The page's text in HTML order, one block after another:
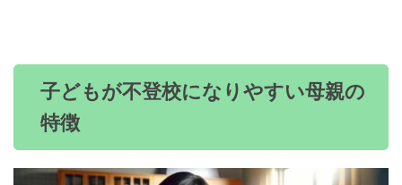
子どもが不登校になりやすい母親の
特徴